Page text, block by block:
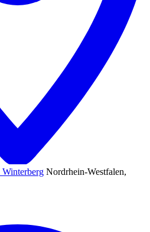
Nordrhein-Westfalen,